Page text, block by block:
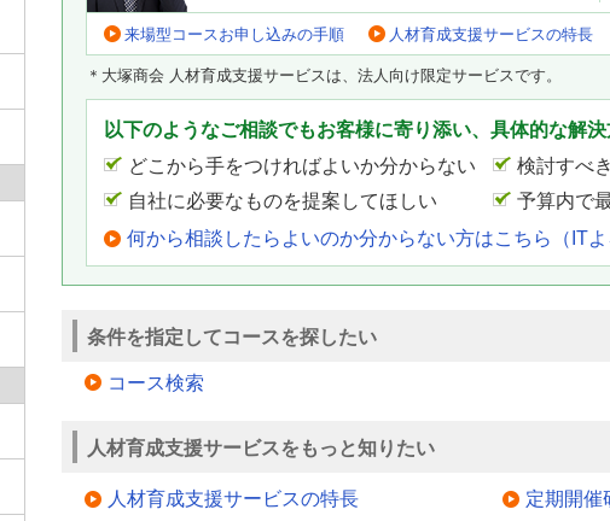
来場型コースお申し込みの手順 人材育成支援サービスの特長
＊大塚商会 人材育成支援サービスは、法人向け限定サービスです。
以下のようなご相談でもお客様に寄り添い、具体的な解
どこから手をつければよいか分からない
検討すべ
自社に必要なものを提案してほしい
予算内で
何から相談したらよいのか分からない方はこちら（ITよ
条件を指定してコースを探したい
コース検索
人材育成支援サービスをもっと知りたい
人材育成支援サービスの特長 定期開催